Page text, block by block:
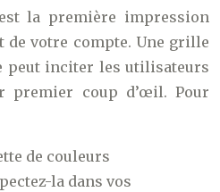
la première impression
de votre compte. Une grille
peut inciter les utilisateurs
premier coup d’œil. Pour
de couleurs
la dans vos